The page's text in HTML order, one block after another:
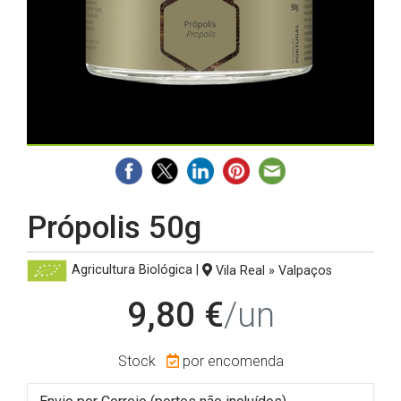
Própolis 50g
Agricultura Biológica| Vila Real » Valpaços
9,80 €/un
Stock por encomenda